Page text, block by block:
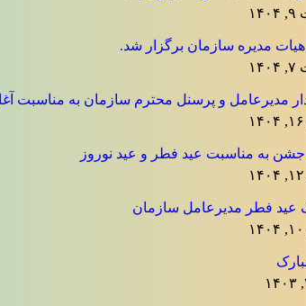
مدیره سازمان برگزار شد.
مدیرعامل و پرسنل محترم سازمان به مناسبت آغاز
جشن به مناسبت عید فطر و عید نوروز
عید فطر مدیرعامل سازمان